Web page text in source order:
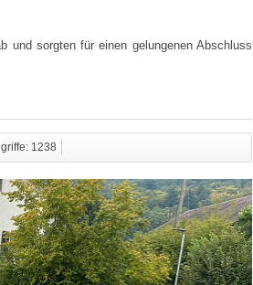
und sorgten für einen gelungenen Abschluss
1238